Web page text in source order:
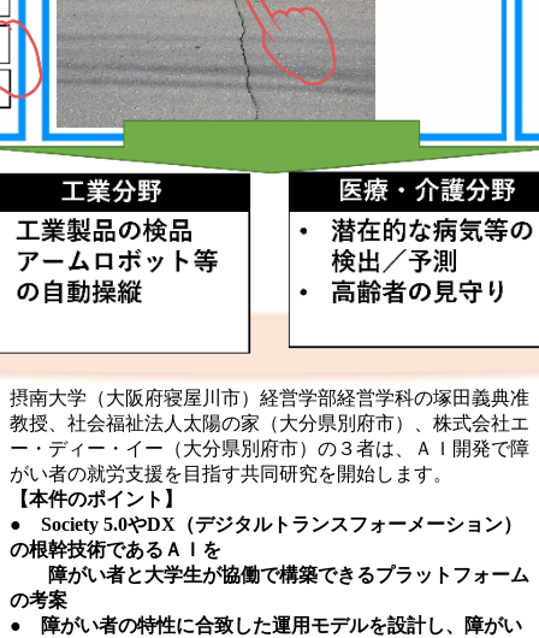
摂南大学（大阪府寝屋川市）経営学部経営学科の塚田義典准
教授、社会福祉法人太陽の家（大分県別府市）、株式会社エ
ー・ディー・イー（大分県別府市）の３者は、ＡＩ開発で障
がい者の就労支援を目指す共同研究を開始します。
【本件のポイント】
● Society 5.0やDX（デジタルトランスフォーメーション）
の根幹技術であるＡＩを
障がい者と大学生が協働で構築できるプラットフォーム
の考案
● 障がい者の特性に合致した運用モデルを設計し、障がい